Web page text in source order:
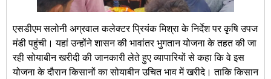
एसडीएम सलोनी अग्रवाल कलेक्टर प्रियंक मिश्रा के निर्देश पर कृषि उपज
मंडी पहुंची। यहां उन्होंने शासन की भावांतर भुगतान योजना के तहत की जा
रही सोयाबीन खरीदी की जानकारी लेते हुए व्यापारियों से कहा कि वे इस
योजना के दौरान किसानों का सोयाबीन उचित भाव में खरीदे। ताकि किसान